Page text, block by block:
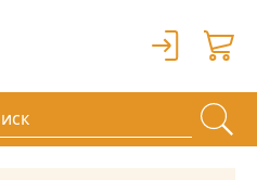
Вход